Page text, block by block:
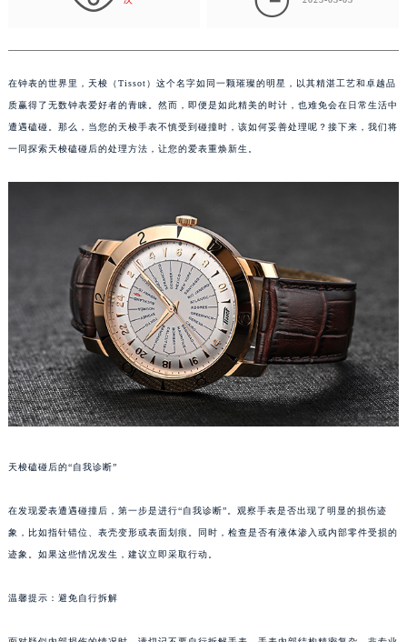
在钟表的世界里，天梭（Tissot）这个名字如同一颗璀璨的明星，以其精湛工艺和卓越品
质赢得了无数钟表爱好者的青睐。然而，即便是如此精美的时计，也难免会在日常生活中
遭遇磕碰。那么，当您的天梭手表不慎受到碰撞时，该如何妥善处理呢？接下来，我们将
一同探索天梭磕碰后的处理方法，让您的爱表重焕新生。
天梭磕碰后的“自我诊断”
在发现爱表遭遇碰撞后，第一步是进行“自我诊断”。观察手表是否出现了明显的损伤迹
象，比如指针错位、表壳变形或表面划痕。同时，检查是否有液体渗入或内部零件受损的
迹象。如果这些情况发生，建议立即采取行动。
温馨提示：避免自行拆解